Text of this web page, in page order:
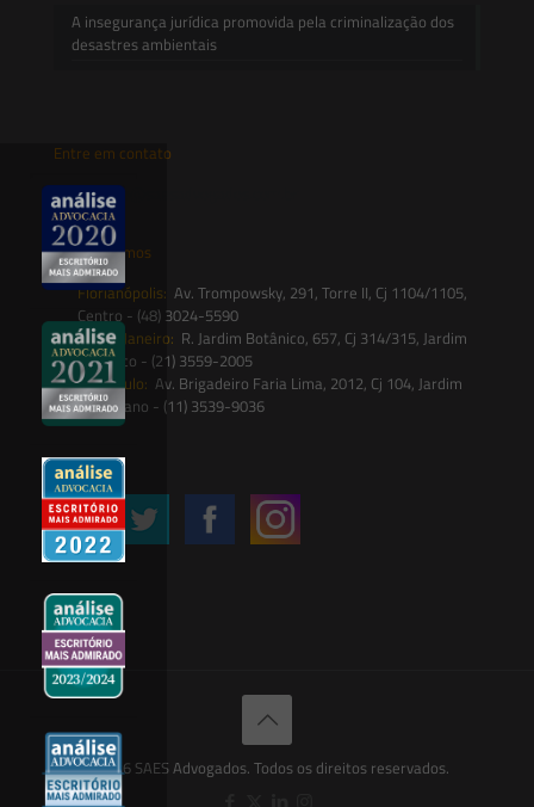
A insegurança jurídica promovida pela criminalização dos
desastres ambientais
Entre em contato
contato@saesadvogados.com.br
Onde estamos
Florianópolis: Av. Trompowsky, 291, Torre II, Cj 1104/1105,
Centro - (48) 3024-5590
Rio de Janeiro: R. Jardim Botânico, 657, Cj 314/315, Jardim
Botânico - (21) 3559-2005
São Paulo: Av. Brigadeiro Faria Lima, 2012, Cj 104, Jardim
Paulistano - (11) 3539-9036
Siga-nos
© 2026 SAES Advogados. Todos os direitos reservados.